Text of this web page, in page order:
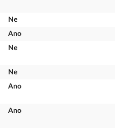
Ne
Ano
Ne
Ne
Ano
Ano